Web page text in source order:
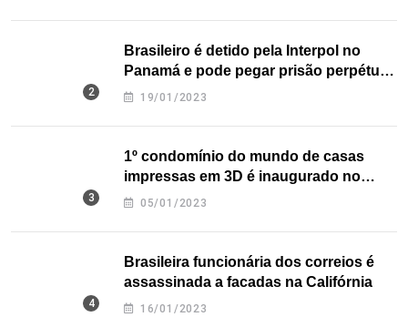
Brasileiro é detido pela Interpol no
Panamá e pode pegar prisão perpétua
nos EUA
19/01/2023
1º condomínio do mundo de casas
impressas em 3D é inaugurado no
Texas
05/01/2023
Brasileira funcionária dos correios é
assassinada a facadas na Califórnia
16/01/2023